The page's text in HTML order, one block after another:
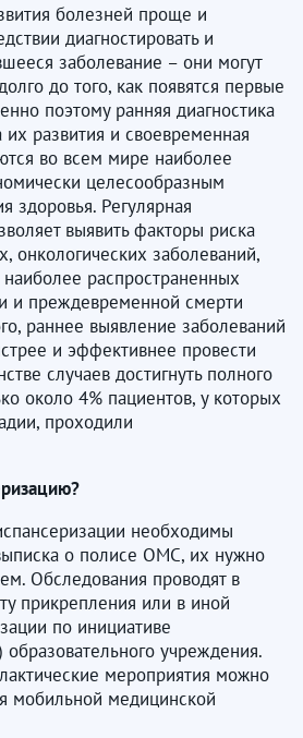
болезней проще и
диагностировать и
заболевание – они могут
до того, как появятся первые
поэтому ранняя диагностика
развития и своевременная
во всем мире наиболее
целесообразным
здоровья. Регулярная
выявить факторы риска
онкологических заболеваний,
распространенных
и преждевременной смерти
раннее выявление заболеваний
и эффективнее провести
случаев достигнуть полного
около 4% пациентов, у которых
проходили
необходимы
о полисе ОМС, их нужно
Обследования проводят в
прикрепления или в иной
по инициативе
образовательного учреждения.
мероприятия можно
мобильной медицинской